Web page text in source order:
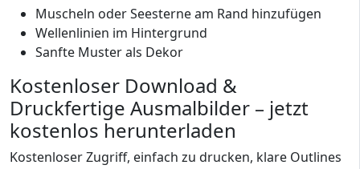
Muscheln oder Seesterne am Rand hinzufügen
Wellenlinien im Hintergrund
Sanfte Muster als Dekor
Kostenloser Download &
Druckfertige Ausmalbilder – jetzt
kostenlos herunterladen
Kostenloser Zugriff, einfach zu drucken, klare Outlines